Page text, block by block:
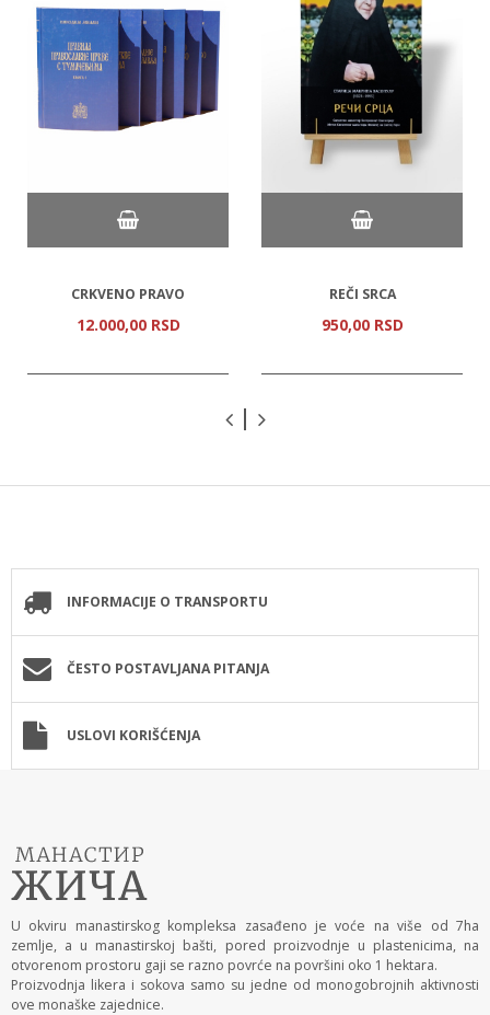
CRKVENO PRAVO
12.000,00 RSD
REČI SRCA
950,00 RSD
INFORMACIJE O TRANSPORTU
ČESTO POSTAVLJANA PITANJA
USLOVI KORIŠĆENJA
U okviru manastirskog kompleksa zasađeno je voće na više od 7ha
zemlje, a u manastirskoj bašti, pored proizvodnje u plastenicima, na
otvorenom prostoru gaji se razno povrće na površini oko 1 hektara.
Proizvodnja likera i sokova samo su jedne od monogobrojnih aktivnosti
ove monaške zajednice.